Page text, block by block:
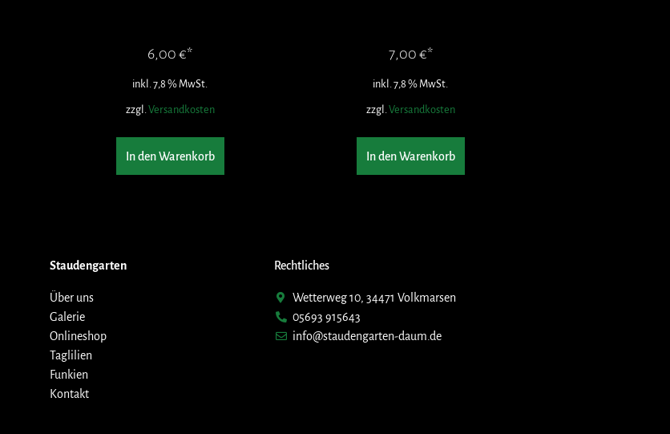
6,00 €
inkl. 7,8 % MwSt.
zzgl. Versandkosten
In den Warenkorb
7,00 €
inkl. 7,8 % MwSt.
zzgl. Versandkosten
In den Warenkorb
Staudengarten
Über uns
Galerie
Onlineshop
Taglilien
Funkien
Kontakt
Rechtliches
Wetterweg 10, 34471 Volkmarsen
05693 915643
info@staudengarten-daum.de